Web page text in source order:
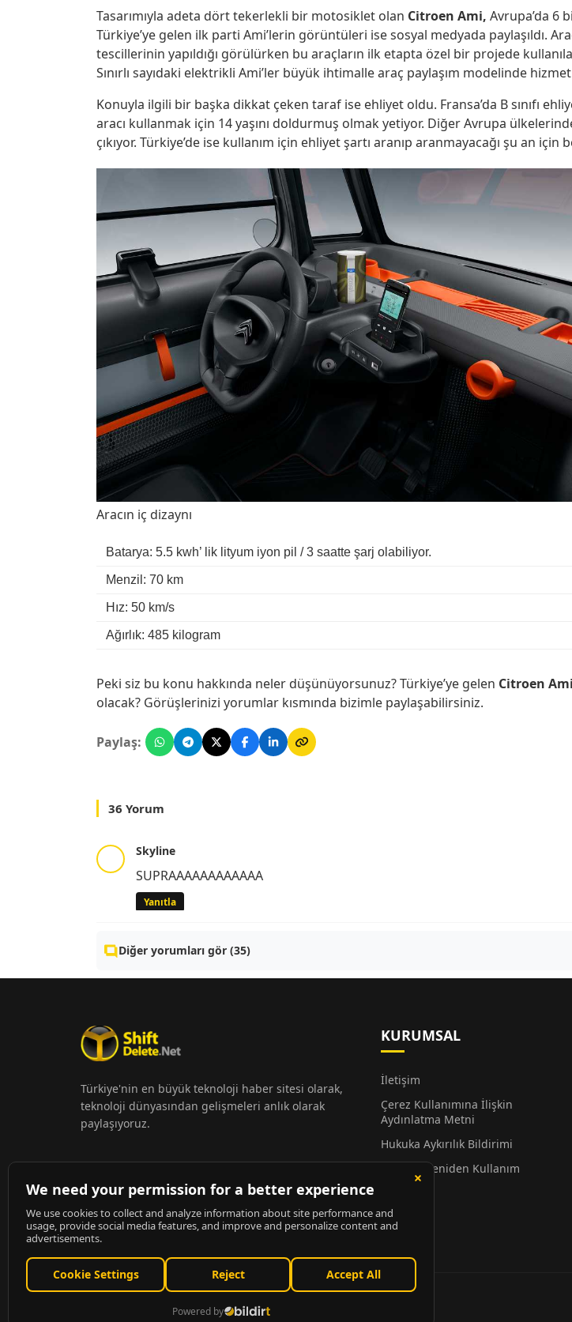
Tasarımıyla adeta dört tekerlekli bir motosiklet olan Citroen Ami, Avrupa’da 6
Türkiye’ye gelen ilk parti Ami’lerin görüntüleri ise sosyal medyada paylaşıldı.
tescillerinin yapıldığı görülürken bu araçların ilk etapta özel bir projede
Sınırlı sayıdaki elektrikli Ami’ler büyük ihtimalle araç paylaşım modelinde
Konuyla ilgili bir başka dikkat çeken taraf ise ehliyet oldu. Fransa’da B sınıfı
aracı kullanmak için 14 yaşını doldurmuş olmak yetiyor. Diğer Avrupa
çıkıyor. Türkiye’de ise kullanım için ehliyet şartı aranıp aranmayacağı şu an için
Aracın iç dizaynı
Batarya: 5.5 kwh’ lik lityum iyon pil / 3 saatte şarj olabiliyor.
Menzil: 70 km
Hız: 50 km/s
Ağırlık: 485 kilogram
Peki siz bu konu hakkında neler düşünüyorsunuz? Türkiye’ye gelen Citroen Ami
olacak? Görüşlerinizi yorumlar kısmında bizimle paylaşabilirsiniz.
Paylaş:
36 Yorum
Skyline
SUPRAAAAAAAAAAAA
Yanıtla
Diğer yorumları gör (35)
Türkiye'nin en büyük teknoloji haber sitesi olarak,
teknoloji dünyasından gelişmeleri anlık olarak
paylaşıyoruz.
KURUMSAL
İletişim
Çerez Kullanımına İlişkin
Aydınlatma Metni
Hukuka Aykırılık Bildirimi
Alıntı ve Yeniden Kullanım
Hakkında
Künye
ShiftDelete.Net - Tüm hakları saklıdır.